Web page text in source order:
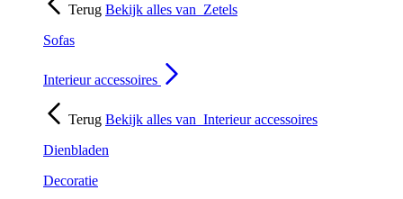
Terug Bekijk alles van Zetels
Sofas
Interieur accessoires
Terug Bekijk alles van Interieur accessoires
Dienbladen
Decoratie